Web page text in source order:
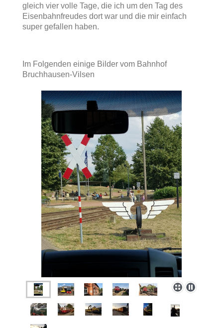
gleich vier volle Tage, die ich um den Tag des
Eisenbahnfreudes dort war und die mir einfach
super gefallen haben.
Im Folgenden einige Bilder vom Bahnhof
Bruchhausen-Vilsen